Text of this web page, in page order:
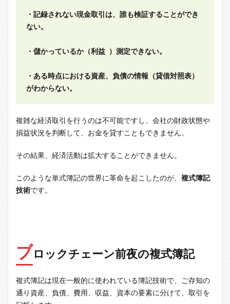
・記録されない現金取引は、誰も検証することができ
ない。
・儲かっているか（利益 ）測定できない。
・ある時点における資産、負債の情報（貸借対照表）
がわからない。
複雑な経済取引を行うのは不可能ですし、会社の財政状態や
損益状況を判断して、お金を貸すこともできません。
その結果、経済活動は拡大することができません。
このような単式簿記の世界に革命を起こしたのが、 複式簿記
技術です。
ブロックチェーン前夜の複式簿記
複式簿記は現在一般的に使われている簿記技術で、ご存知の
通り資産、負債、費用、収益、資本の要素に分けて、取引を